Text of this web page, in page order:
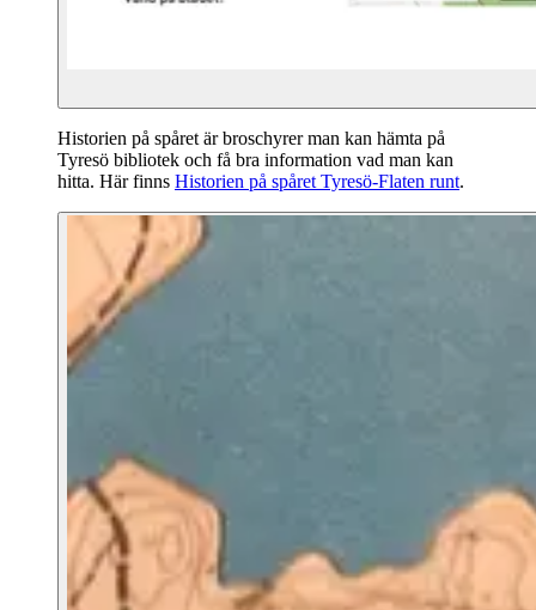
Historien på spåret är broschyrer man kan hämta på
Tyresö bibliotek och få bra information vad man kan
hitta. Här finns Historien på spåret Tyresö-Flaten runt.